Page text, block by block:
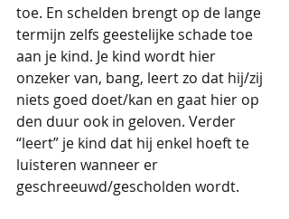
toe. En schelden brengt op de lange
termijn zelfs geestelijke schade toe
aan je kind. Je kind wordt hier
onzeker van, bang, leert zo dat hij/zij
niets goed doet/kan en gaat hier op
den duur ook in geloven. Verder
“leert” je kind dat hij enkel hoeft te
luisteren wanneer er
geschreeuwd/gescholden wordt.